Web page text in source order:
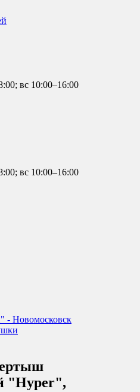
вс 10:00–16:00
вс 10:00–16:00
- Новомосковск
"Hyper",